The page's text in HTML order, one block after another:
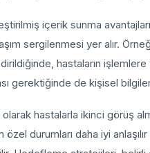
içerik sunma
sergilenmesi yer alır.
hastaların
gerektiğinde de kişisel
olarak hastalarla ikinci görüş
özel durumları daha iyi